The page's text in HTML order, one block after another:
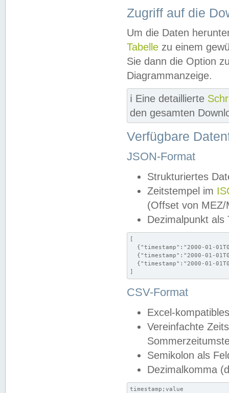
Zugriff auf die
Um die Daten
Tabelle zu einem
Sie dann die Option
Diagrammanzeige.
ℹ️ Eine detaillierte
den gesamten
Verfügbare
JSON-Format
Strukturiertes
Zeitstempel im
(Offset von MEZ/
Dezimalpunkt als
[
{"timestamp":"2000-01-
{"timestamp":"2000-01-
{"timestamp":"2000-01-
]
CSV-Format
Excel-
Vereinfachte
Semikolon als
Dezimalkomma
timestamp;value